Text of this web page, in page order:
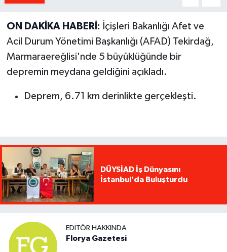
ON DAKİKA HABERİ: İçişleri Bakanlığı Afet ve
Acil Durum Yönetimi Başkanlığı (AFAD) Tekirdağ,
Marmaraereğlisi'nde 5 büyüklüğünde bir
depremin meydana geldiğini açıkladı.
Deprem, 6.71 km derinlikte gerçekleşti.
DÜYSİAD İş Dünyasını
İstanbul’da Buluşturdu
EDITÖR HAKKINDA
Florya Gazetesi